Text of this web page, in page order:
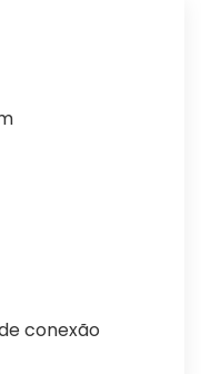
conexão